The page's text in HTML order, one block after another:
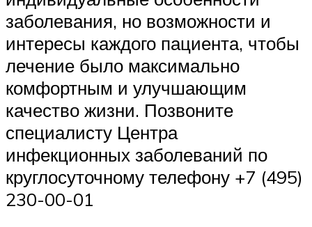
заболевания, но возможности и
интересы каждого пациента, чтобы
лечение было максимально
комфортным и улучшающим
качество жизни. Позвоните
специалисту Центра
инфекционных заболеваний по
круглосуточному телефону +7 (495)
230-00-01